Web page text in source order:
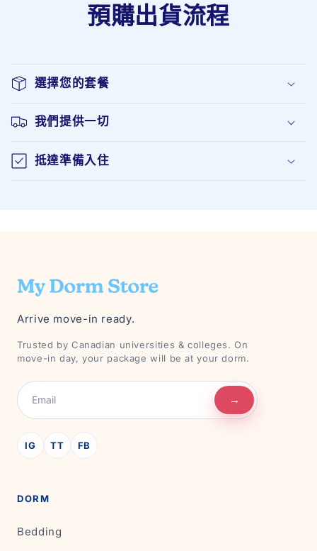
預購出貨流程
選擇您的套餐
我們提供一切
抵達準備入住
Arrive move-in ready.
Trusted by Canadian universities & colleges. On
move-in day, your package will be at your dorm.
→
IG TT FB
DORM
Bedding